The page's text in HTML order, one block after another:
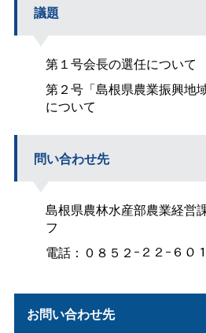
議題
第１号会長の選任について
第２号「島根県農業振興地
について
問い合わせ先
島根県農林水産部農業経営
フ
電話：０８５２ｰ２２ｰ６０
お問い合わせ先